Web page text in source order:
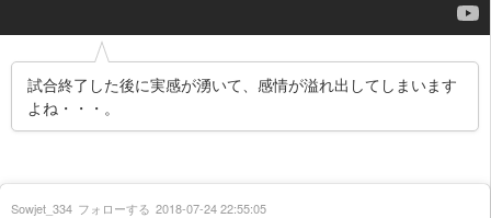
試合終了した後に実感が湧いて、感情が溢れ出してしまいます
よね・・・。
Sowjet_334 フォローする 2018-07-24 22:55:05